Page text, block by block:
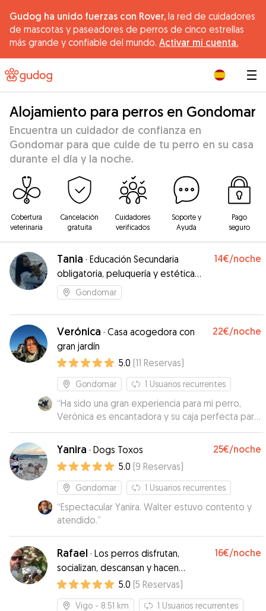
Gudog ha unido fuerzas con Rover, la red de cuidadores
de mascotas y paseadores de perros de cinco estrellas
más grande y confiable del mundo. Activar mi cuenta.
Alojamiento para perros en Gondomar
Encuentra un cuidador de confianza en
Gondomar para que cuide de tu perro en su casa
durante el día y la noche.
Cobertura
veterinaria
Cancelación
gratuita
Cuidadores
verificados
Soporte y
Ayuda
Pago
seguro
Tania · Educación Secundaria
obligatoria, peluquería y estética
canina, ayudante técnica en
veterinaria
14€/noche
Gondomar
Verónica · Casa acogedora con
gran jardín
22€/noche
5.0 (11 Reservas)
Gondomar 1 Usuarios recurrentes
“Ha sido una gran experiencia para mi perro,
Verónica es encantadora y su caja perfecta para
nuestra mascota, donde ha estado mejor que
en casa.
Yanira · Dogs Toxos 25€/noche
5.0 (9 Reservas)
Gondomar 1 Usuarios recurrentes
“Espectacular Yanira. Walter estuvo contento y
atendido.”
Rafael · Los perros disfrutan,
socializan, descansan y hacen
ejercicio!
16€/noche
5.0 (5 Reservas)
Vigo - 8.51 km 1 Usuarios recurrentes